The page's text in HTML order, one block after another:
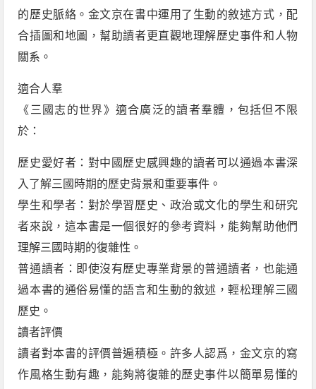
的歷史脈絡。金文京在書中運用了生動的敘述方式，配
合插圖和地圖，幫助讀者更直觀地理解歷史事件和人物
關系。
適合人羣
《三國志的世界》適合廣泛的讀者羣體，包括但不限
於：
歷史愛好者：對中國歷史感興趣的讀者可以通過本書深
入了解三國時期的歷史背景和重要事件。
學生和學者：對於學習歷史、政治或文化的學生和研究
者來說，這本書是一個很好的參考資料，能夠幫助他們
理解三國時期的復雜性。
普通讀者：即使沒有歷史專業背景的普通讀者，也能通
過本書的通俗易懂的語言和生動的敘述，輕松理解三國
歷史。
讀者評價
讀者對本書的評價普遍積極。許多人認爲，金文京的寫
作風格生動有趣，能夠將復雜的歷史事件以簡單易懂的